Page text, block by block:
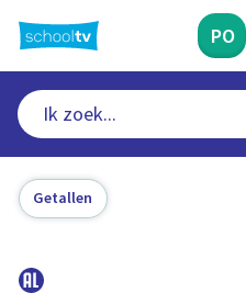
naar
hoofdinhoud
PO
Getallen